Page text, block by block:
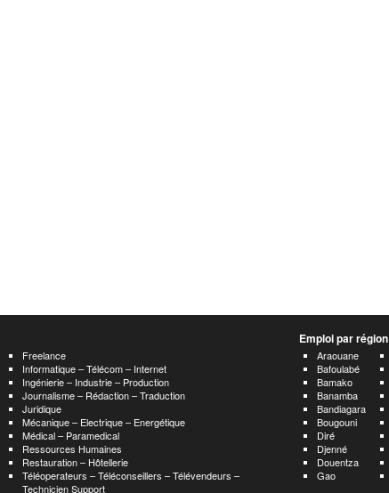
Freelance
Informatique – Télécom – Internet
Ingénierie – Industrie – Production
Journalisme – Rédaction – Traduction
Juridique
Mécanique – Electrique – Energétique
Médical – Paramedical
Ressources Humaines
Restauration – Hôtellerie
Téléoperateurs – Téléconseillers – Télévendeurs –
Technicien Support
Emploi par région
Araouane
Bafoulabé
Bamako
Banamba
Bandiagara
Bougouni
Diré
Djenné
Douentza
Gao